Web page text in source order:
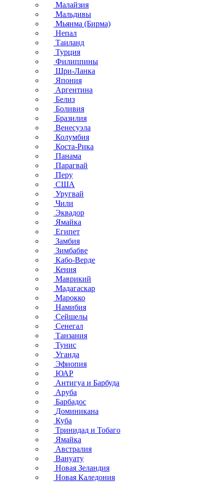
Малайзия
Мальдивы
Мьянма (Бирма)
Непал
Таиланд
Турция
Филиппины
Шри-Ланка
Япония
Аргентина
Белиз
Боливия
Бразилия
Венесуэла
Колумбия
Коста-Рика
Панама
Парагвай
Перу
США
Уругвай
Чили
Эквадор
Ямайка
Египет
Замбия
Зимбабве
Кабо-Верде
Кения
Маврикий
Мадагаскар
Марокко
Намибия
Сейшелы
Сенегал
Танзания
Тунис
Уганда
Эфиопия
ЮАР
Антигуа и Барбуда
Аруба
Барбадос
Доминикана
Куба
Тринидад и Тобаго
Ямайка
Австралия
Вануату
Новая Зеландия
Новая Каледония